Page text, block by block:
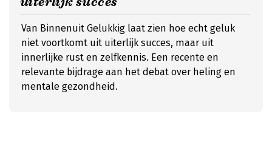
Van Binnenuit Gelukkig laat zien hoe echt geluk
niet voortkomt uit uiterlijk succes, maar uit
innerlijke rust en zelfkennis. Een recente en
relevante bijdrage aan het debat over heling en
mentale gezondheid.